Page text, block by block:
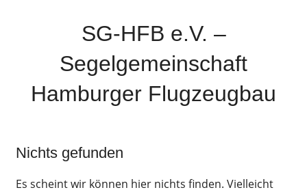
SG-HFB e.V. –
Segelgemeinschaft
Hamburger Flugzeugbau
Airbus-
Nichts gefunden
Es scheint wir können hier nichts finden. Vielleicht